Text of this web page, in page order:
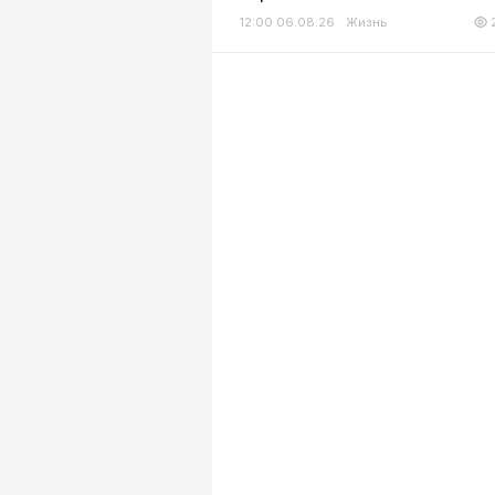
12:00 06.08.26 Жизнь